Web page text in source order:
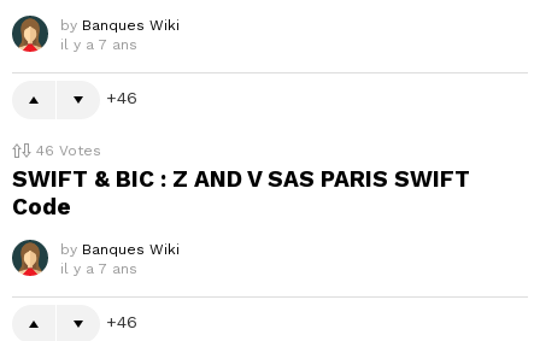
by Banques Wiki
il y a 7 ans
46
46 Votes
SWIFT & BIC : Z AND V SAS PARIS SWIFT
Code
by Banques Wiki
il y a 7 ans
46